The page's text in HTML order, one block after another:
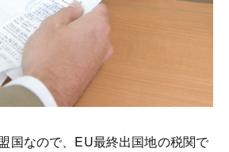
国なので、EU最終出国地の税関で